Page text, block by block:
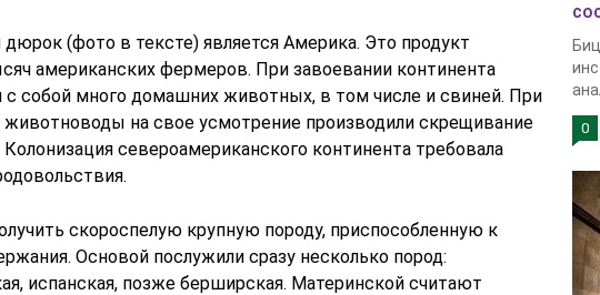
(фото в тексте) является Америка. Это продукт
американских фермеров. При завоевании континента
с собой много домашних животных, в том числе и свиней. При
на свое усмотрение производили скрещивание
североамериканского континента требовала
скороспелую крупную породу, приспособленную к
Основой послужили сразу несколько пород:
испанская, позже берширская. Материнской считают
0